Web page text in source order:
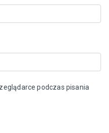
podczas pisania